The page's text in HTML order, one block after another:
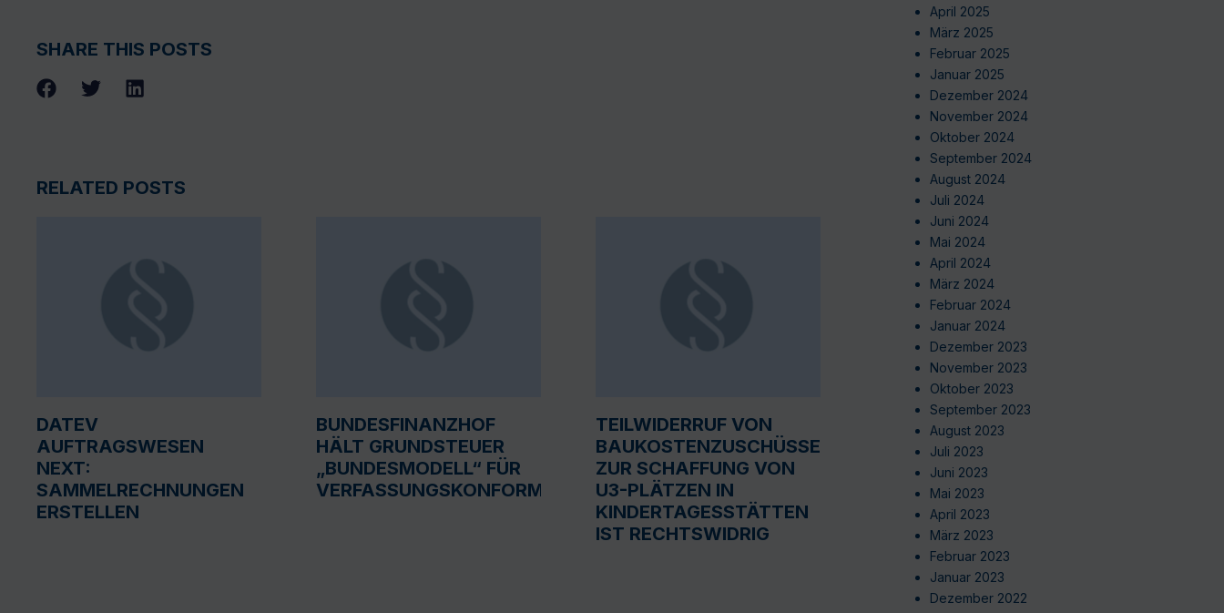
SHARE THIS POSTS
RELATED POSTS
DATEV
AUFTRAGSWESEN
NEXT:
SAMMELRECHNUNGEN
ERSTELLEN
BUNDESFINANZHOF
HÄLT GRUNDSTEUER
„BUNDESMODELL“ FÜR
VERFASSUNGSKONFORM
TEILWIDERRUF VON
BAUKOSTENZUSCHÜSSEN
ZUR SCHAFFUNG VON
U3-PLÄTZEN IN
KINDERTAGESSTÄTTEN
IST RECHTSWIDRIG
April 2025
März 2025
Februar 2025
Januar 2025
Dezember 2024
November 2024
Oktober 2024
September 2024
August 2024
Juli 2024
Juni 2024
Mai 2024
April 2024
März 2024
Februar 2024
Januar 2024
Dezember 2023
November 2023
Oktober 2023
September 2023
August 2023
Juli 2023
Juni 2023
Mai 2023
April 2023
März 2023
Februar 2023
Januar 2023
Dezember 2022